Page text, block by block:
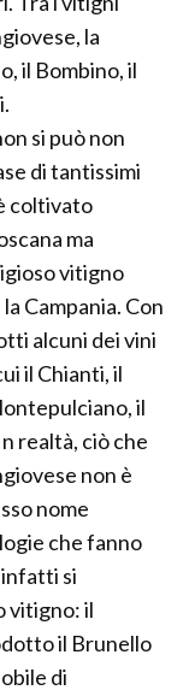
la
il Bombino, il
si può non
di tantissimi
coltivato
ma
vitigno
Campania. Con
alcuni dei vini
il Chianti, il
il
realtà, ciò che
non è
nome
che fanno
infatti si
vitigno: il
il Brunello
di